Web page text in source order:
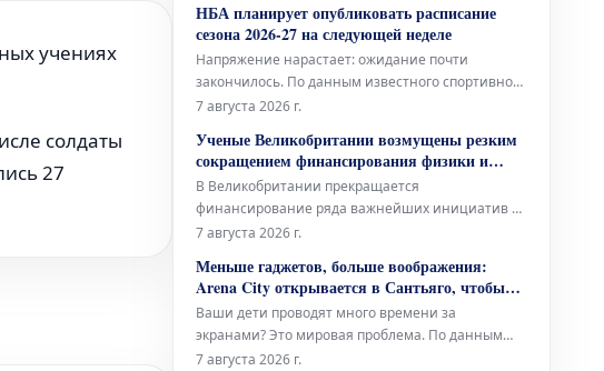
учениях
солдаты
27
достижение является важным шагом на пути к
разработке устойчивых квантовых технологий,
работающих на основе возобновляемых
источников эн
НБА планирует опубликовать расписание
сезона 2026-27 на следующей неделе
Напряжение нарастает: ожидание почти
закончилось. По данным известного спортивного
журналиста Марка Стейна из The Stein Line,
намерена опубликовать полное расписание
регулярного сезона 2026-27 где-то на следующей
неделе. Это не является неожид
7 августа 2026 г.
Ученые Великобритании возмущены резким
сокращением финансирования физики и
астрономии
В Великобритании прекращается
финансирование ряда важнейших инициатив в
области физики и астрономии. Это затронет
также дальнейшую эксплуатацию легендарного
телескопа Ловелла – всемирно признанного
инструмента.
7 августа 2026 г.
Меньше гаджетов, больше воображения:
Arena City открывается в Сантьяго, чтобы
стимулировать свободную игру вдали от
экранов
Ваши дети проводят много времени за
экранами? Это мировая проблема. По данным
экспертов, около 65% детей до 12 лет ежедневно
7 августа 2026 г.